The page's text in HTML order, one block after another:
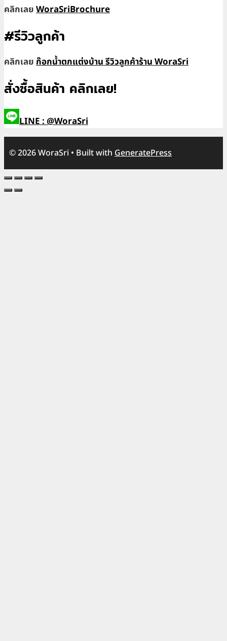
คลิกเลยWoraSriBrochure
#รีวิวลูกค้า
คลิกเลยก๊อกน้ำตกแต่งบ้าน รีวิวลูกค้าร้าน WoraSri
สั่งซื้อสินค้า คลิกเลย!
LINE : @WoraSri
© 2026 WoraSri • Built with GeneratePress